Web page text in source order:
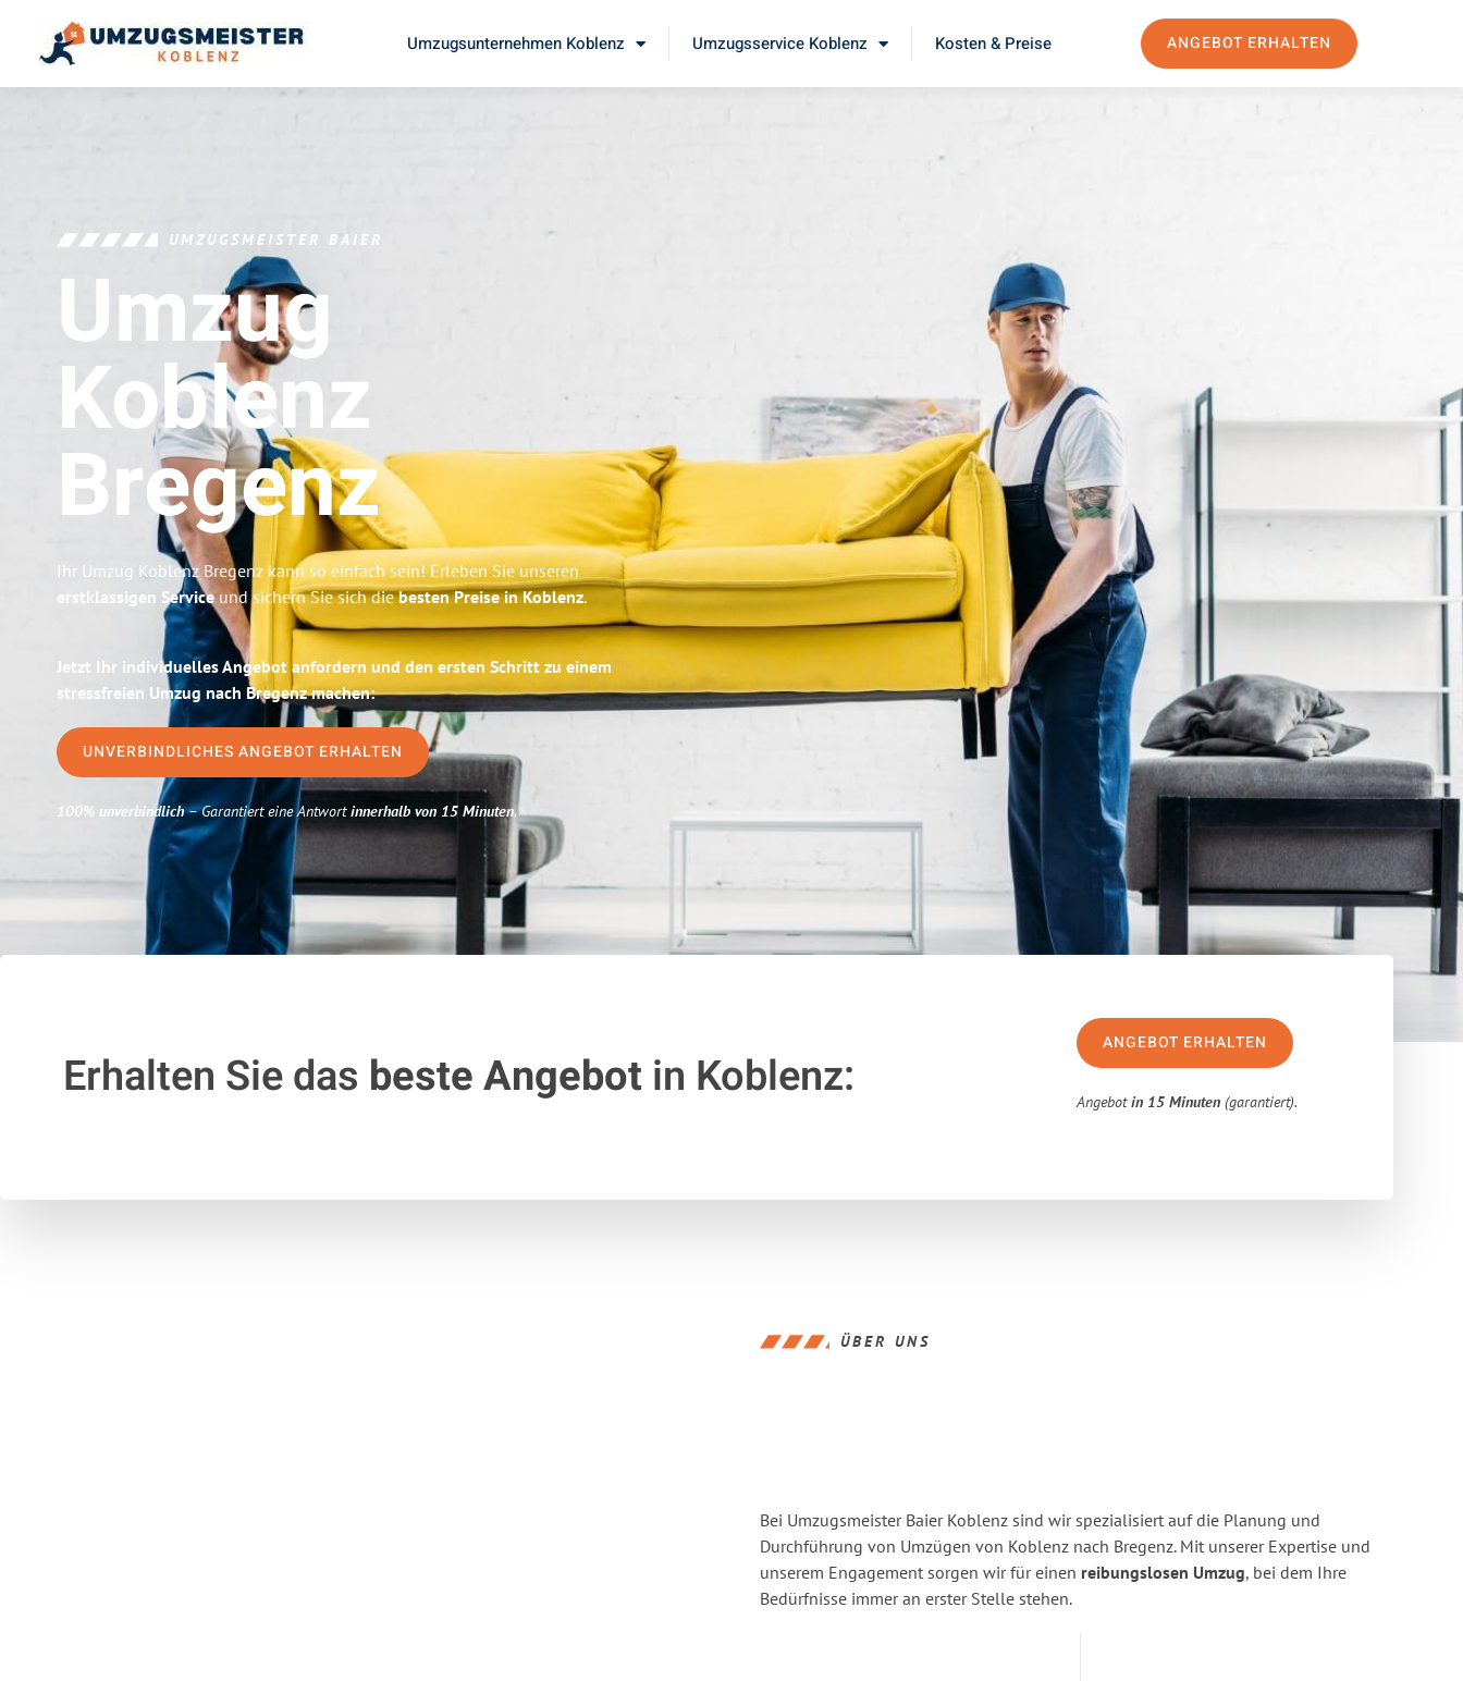
Umzugsunternehmen Koblenz Umzugsservice Koblenz Kosten & Preise ANGEBOT ERHALTEN
UMZUGSMEISTER BAIER
Umzug
Koblenz
Bregenz
Ihr Umzug Koblenz Bregenz kann so einfach sein! Erleben Sie unseren
erstklassigen Serviceund sichern Sie sich diebesten Preise in Koblenz.
Jetzt Ihr individuelles Angebot anfordern und den ersten Schritt zu einem
stressfreien Umzug nach Bregenz machen:
UNVERBINDLICHES ANGEBOT ERHALTEN
100% unverbindlich– Garantiert eine Antwortinnerhalb von 15 Minuten.
Erhalten Sie das beste Angebotin Koblenz:
ANGEBOT ERHALTEN
Angebotin 15 Minuten (garantiert).
ÜBER UNS
Bei Umzugsmeister Baier Koblenz sind wir spezialisiert auf die Planung und
Durchführung von Umzügen von Koblenz nach Bregenz. Mit unserer Expertise und
unserem Engagement sorgen wir für einen reibungslosen Umzug, bei dem Ihre
Bedürfnisse immer an erster Stelle stehen.